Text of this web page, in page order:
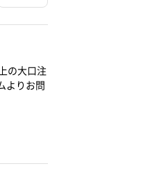
の大口注
よりお問